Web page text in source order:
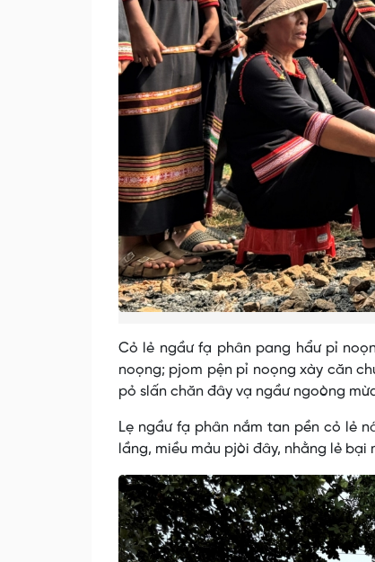
Cỏ lẻ ngầư fạ phân pang hẩư pỉ
noọng; pjom pện pỉ noọng xày căn
pỏ slấn chăn đây vạ ngầư ngoòng
Lẹ ngầư fạ phân nắm tan pền cỏ lẻ
lầng, miều mảu pjòi đây, nhằng lẻ